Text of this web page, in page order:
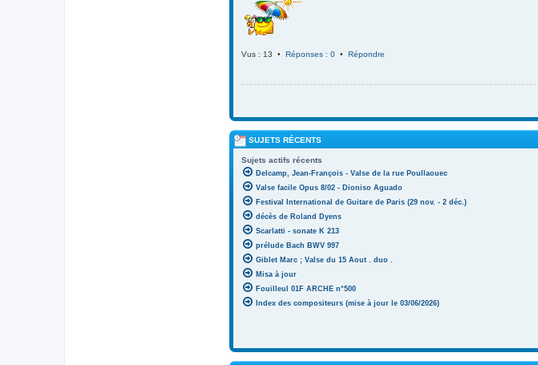
Vus : 13 • Réponses : 0 • Répondre
SUJETS RÉCENTS
Sujets actifs récents
Delcamp, Jean-François - Valse de la rue Poullaouec
Valse facile Opus 8/02 - Dioniso Aguado
Festival International de Guitare de Paris (29 nov. - 2 déc.)
décès de Roland Dyens
Scarlatti - sonate K 213
prélude Bach BWV 997
Giblet Marc ; Valse du 15 Aout . duo .
Misa à jour
Fouilleul 01F ARCHE n°500
Index des compositeurs (mise à jour le 03/06/2026)